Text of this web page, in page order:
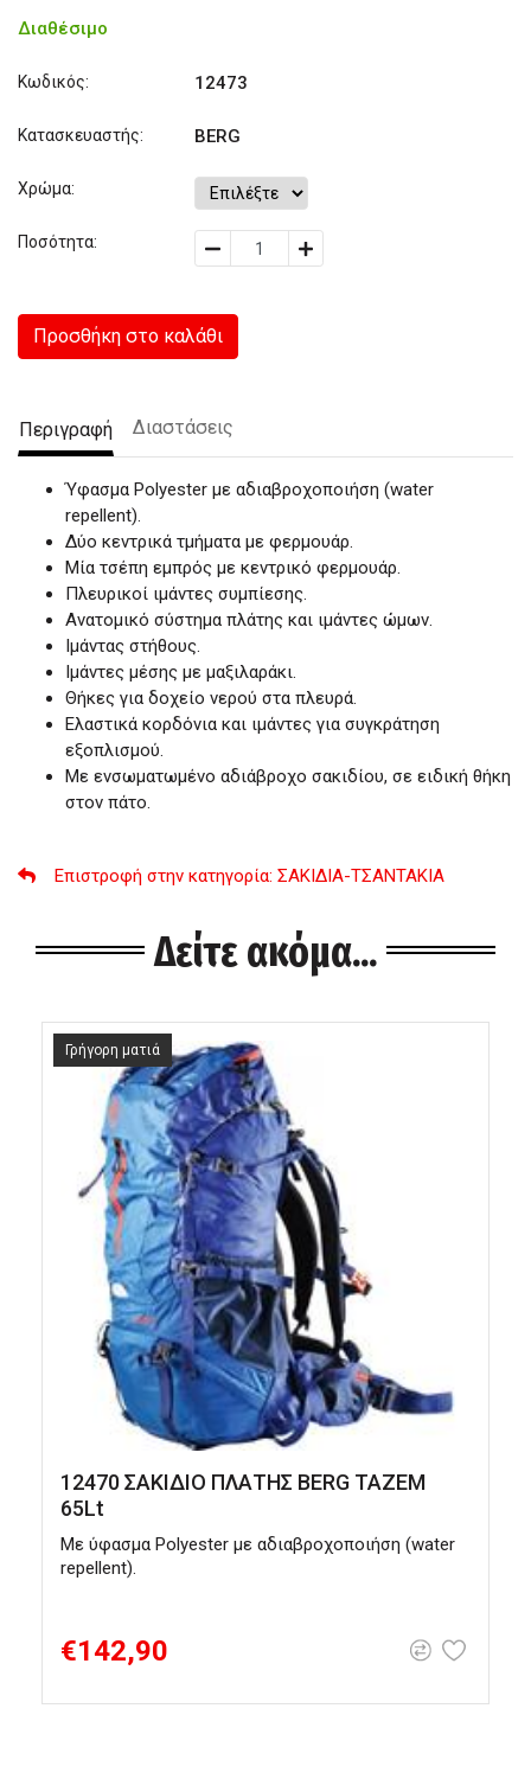
Διαθέσιμο
Κωδικός: 12473
Κατασκευαστής: BERG
Χρώμα:
Ποσότητα:
Προσθήκη στο καλάθι
Περιγραφή Διαστάσεις
Ύφασμα Polyester με αδιαβροχοποιήση (water
repellent).
Δύο κεντρικά τμήματα με φερμουάρ.
Μία τσέπη εμπρός με κεντρικό φερμουάρ.
Πλευρικοί ιμάντες συμπίεσης.
Ανατομικό σύστημα πλάτης και ιμάντες ώμων.
Ιμάντας στήθους.
Ιμάντες μέσης με μαξιλαράκι.
Θήκες για δοχείο νερού στα πλευρά.
Ελαστικά κορδόνια και ιμάντες για συγκράτηση
εξοπλισμού.
Με ενσωματωμένο αδιάβροχο σακιδίου, σε ειδική θήκη
στον πάτο.
Επιστροφή στην κατηγορία: ΣΑΚΙΔΙΑ-ΤΣΑΝΤΑΚΙΑ
Δείτε ακόμα...
12470 ΣΑΚΙΔΙΟ ΠΛΑΤΗΣ BERG TAZEM
65Lt
Με ύφασμα Polyester με αδιαβροχοποιήση (water
repellent).
€142,90
Γρήγορη ματιά